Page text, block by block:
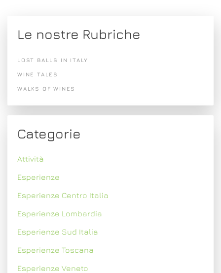
Le nostre Rubriche
LOST BALLS IN ITALY
WINE TALES
WALKS OF WINES
Categorie
Attività
Esperienze
Esperienze Centro Italia
Esperienze Lombardia
Esperienze Sud Italia
Esperienze Toscana
Esperienze Veneto